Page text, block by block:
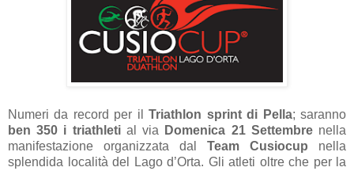
Numeri da record per ilTriathlon sprint di Pella; saranno
ben 350 i triathletial via Domenica 21 Settembrenella
manifestazione organizzata dal Team Cusiocup nella
splendida località del Lago d’Orta. Gli atleti oltre che per la